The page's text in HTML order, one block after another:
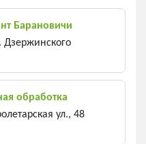
Барановичи
Дзержинского
обработка
ул., 48